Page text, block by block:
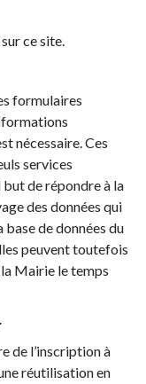
ce site.
formulaires
nécessaire. Ces
services
but de répondre à la
des données qui
de données du
peuvent toutefois
Mairie le temps
de l’inscription à
réutilisation en